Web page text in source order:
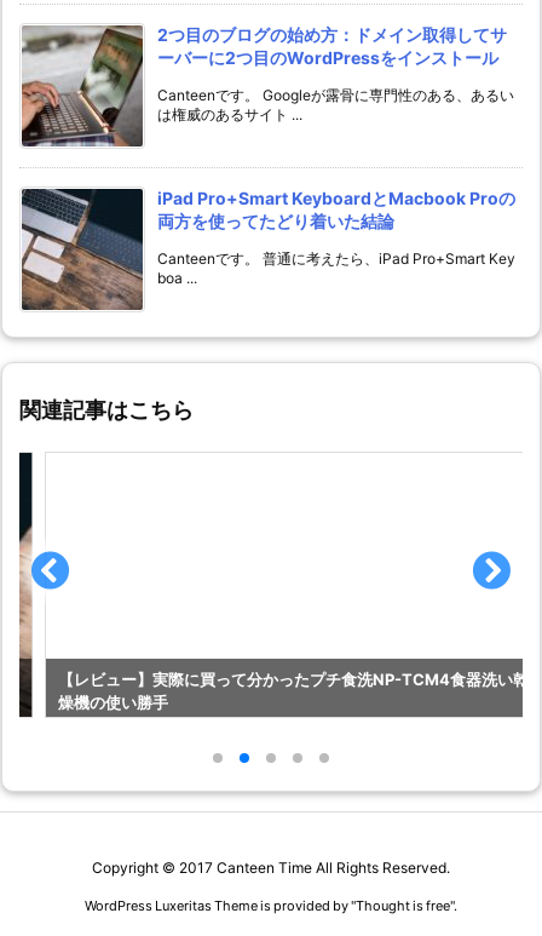
2つ目のブログの始め方：ドメイン取得してサ
ーバーに2つ目のWordPressをインストール
Canteenです。 Googleが露骨に専門性のある、あるい
は権威のあるサイト ...
iPad Pro+Smart KeyboardとMacbook Proの
両方を使ってたどり着いた結論
Canteenです。 普通に考えたら、iPad Pro+Smart Key
boa ...
関連記事はこちら
【レビュー】実際に買って分かったプチ食洗NP-TCM4食器洗い乾
燥機の使い勝手
Copyright © 2017 Canteen Time All Rights Reserved.
WordPress Luxeritas Theme is provided by "Thought is free".